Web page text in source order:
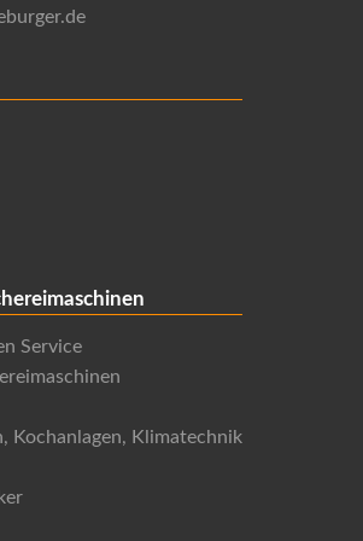
Service
Kochanlagen, Klimatechnik